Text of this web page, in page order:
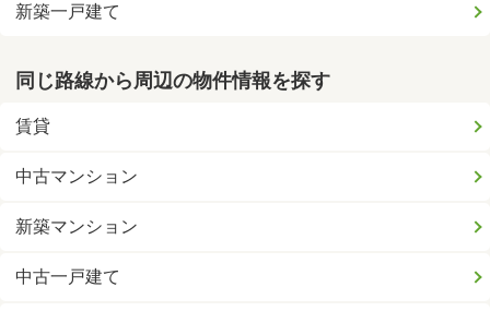
新築一戸建て
同じ路線から周辺の物件情報を探す
賃貸
中古マンション
新築マンション
中古一戸建て